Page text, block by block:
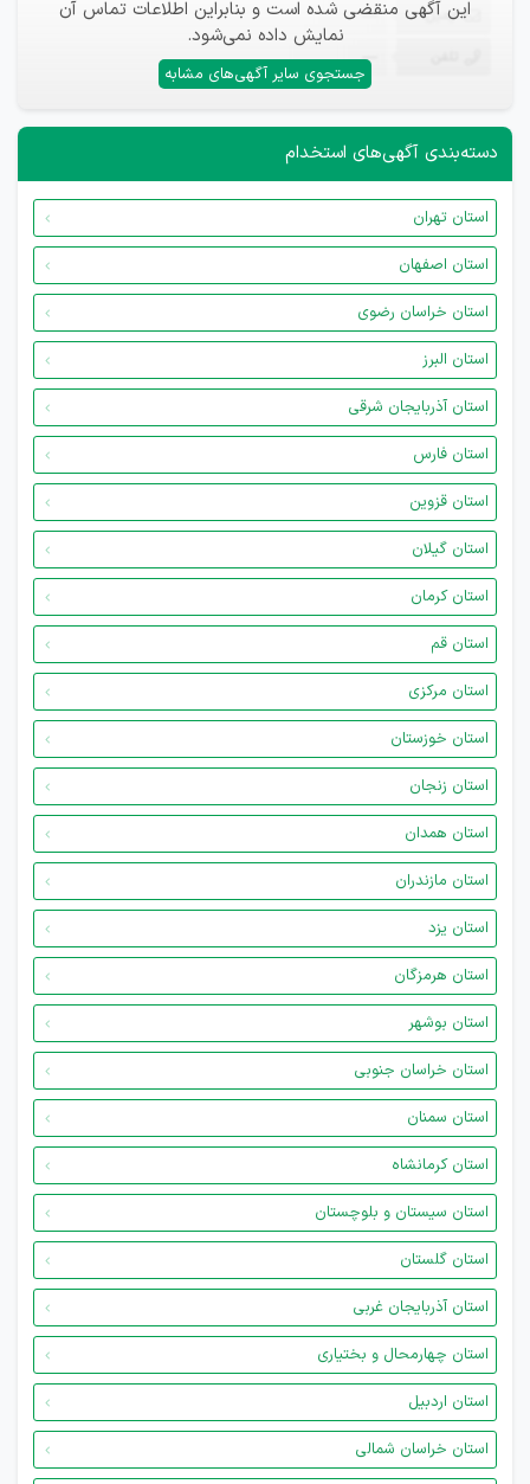
این آگهی منقضی شده است و بنابراین اطلاعات تماس آن
نمایش داده نمی‌شود.
جستجوی سایر آگهی‌های مشابه
ایمیل —
—
دسته‌بندی آگهی‌های استخدام
استان تهران
استان اصفهان
استان خراسان رضوی
استان البرز
استان آذربایجان شرقی
استان فارس
استان قزوین
استان گیلان
استان کرمان
استان قم
استان مرکزی
استان خوزستان
استان زنجان
استان همدان
استان مازندران
استان یزد
استان هرمزگان
استان بوشهر
استان خراسان جنوبی
استان سمنان
استان کرمانشاه
استان سیستان و بلوچستان
استان گلستان
استان آذربایجان غربی
استان چهارمحال و بختیاری
استان اردبیل
استان خراسان شمالی